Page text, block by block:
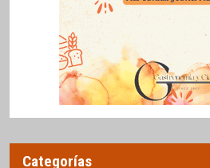
Categorías